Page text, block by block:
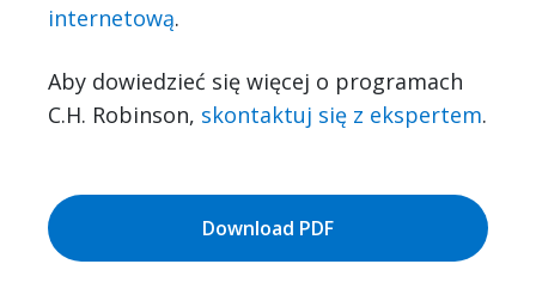
internetową.
Aby dowiedzieć się więcej o programach
C.H. Robinson, skontaktuj się z ekspertem.
Download PDF